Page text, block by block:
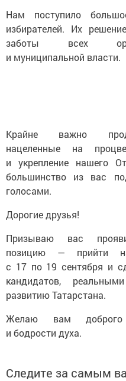
Нам поступило
избирателей. Их
заботы всех
и муниципальной власти.
Крайне важно
нацеленные на
и укрепление нашего
большинство из вас
голосами.
Дорогие друзья!
Призываю вас
позицию — прийти на
с 17 по 19 сентября и
кандидатов,
развитию Татарстана.
Желаю вам доброго
и бодрости духа.
Следите за самым